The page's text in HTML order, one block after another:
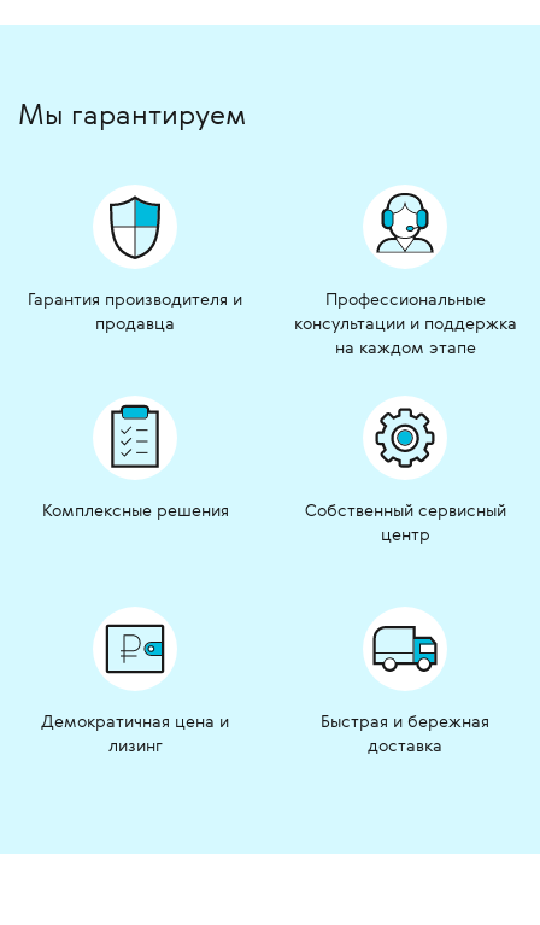
Мы гарантируем
Гарантия производителя и
продавца
Профессиональные
консультации и поддержка
на каждом этапе
Комплексные решения
Собственный сервисный
центр
Демократичная цена и
лизинг
Быстрая и бережная
доставка